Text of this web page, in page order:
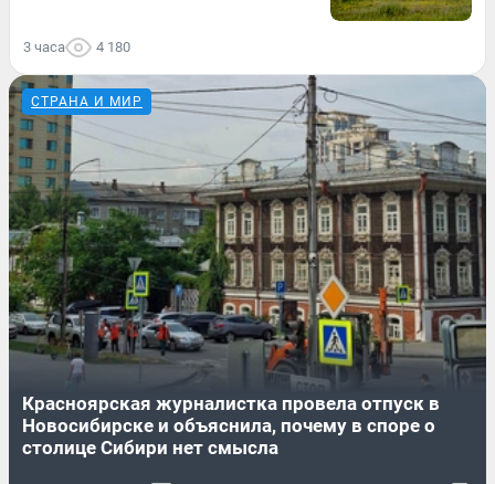
3 часа 4 180
СТРАНА И МИР
Красноярская журналистка провела отпуск в
Новосибирске и объяснила, почему в споре о
столице Сибири нет смысла